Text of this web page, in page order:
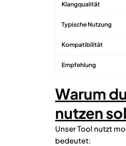
Klangqualität
Typische Nutzung
Kompatibilität
Empfehlung
Warum
nutzen
Unser Tool nutzt
bedeutet: